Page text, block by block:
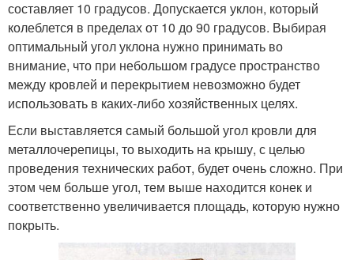
составляет 10 градусов. Допускается уклон, который
колеблется в пределах от 10 до 90 градусов. Выбирая
оптимальный угол уклона нужно принимать во
внимание, что при небольшом градусе пространство
между кровлей и перекрытием невозможно будет
использовать в каких-либо хозяйственных целях.
Если выставляется самый большой угол кровли для
металлочерепицы, то выходить на крышу, с целью
проведения технических работ, будет очень сложно. При
этом чем больше угол, тем выше находится конек и
соответственно увеличивается площадь, которую нужно
покрыть.